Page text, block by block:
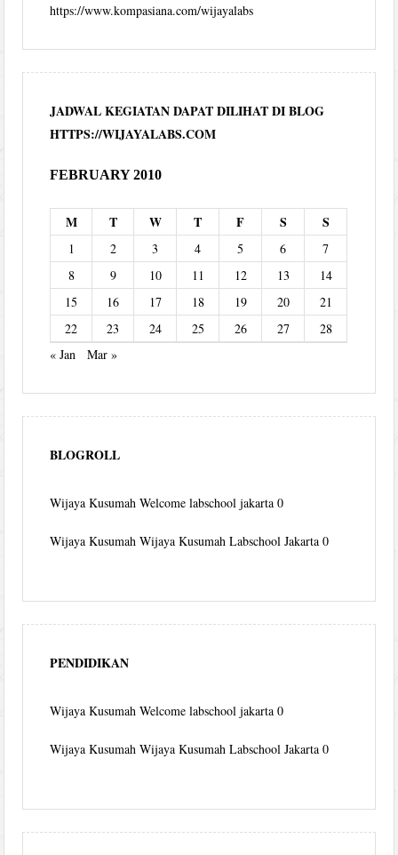
https://www.kompasiana.com/wijayalabs
JADWAL KEGIATAN DAPAT DILIHAT DI BLOG
HTTPS://WIJAYALABS.COM
FEBRUARY 2010
M T W T F S S
1 2 3 4 5 6
7
8
9 10 11 12 13
14
15
16 17 18 19 20
21
22
23 24 25 26 27
28
« Jan
Mar »
BLOGROLL
Wijaya Kusumah Welcome labschool jakarta 0
Wijaya Kusumah Wijaya Kusumah Labschool Jakarta 0
PENDIDIKAN
Wijaya Kusumah Welcome labschool jakarta 0
Wijaya Kusumah Wijaya Kusumah Labschool Jakarta 0